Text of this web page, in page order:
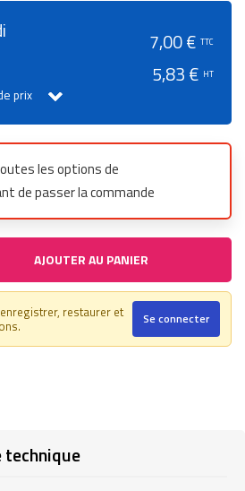
prix
7,00 € TTC
5,83 € HT
les options de
de passer la commande
AJOUTER AU PANIER
restaurer et
Se connecter
technique